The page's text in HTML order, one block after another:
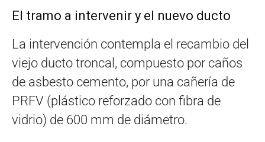
El tramo a intervenir y el nuevo ducto
La intervención contempla el recambio del
viejo ducto troncal, compuesto por caños
de asbesto cemento, por una cañería de
PRFV (plástico reforzado con fibra de
vidrio) de 600 mm de diámetro.